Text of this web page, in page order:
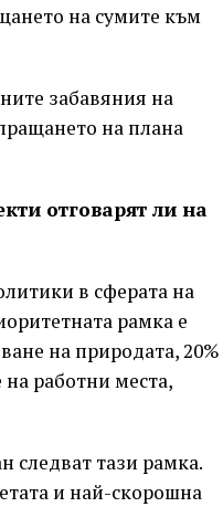
на сумите към
забавяния на
на плана
отговарят ли на
в сферата на
рамка е
на природата, 20%
работни места,
следват тази рамка.
и най-скорошна